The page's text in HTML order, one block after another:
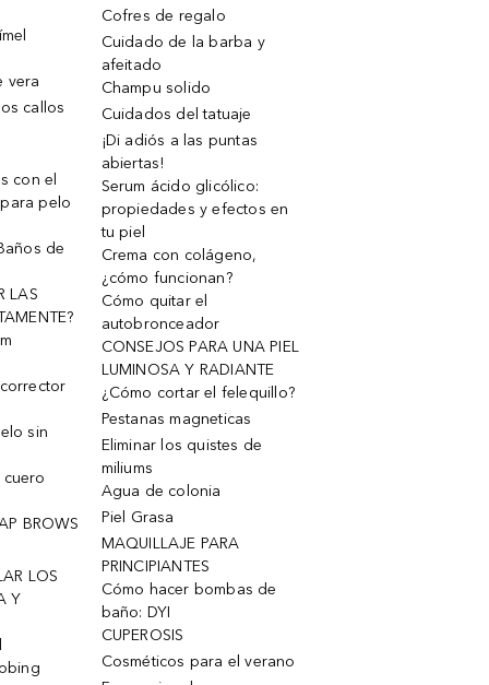
vera
callos
con el
pelo
de
LAS
sin
cuero
BROWS
LOS
Y
Cofres de regalo
Cuidado de la barba y
afeitado
Champu solido
Cuidados del tatuaje
¡Di adiós a las puntas
abiertas!
Serum ácido glicólico:
propiedades y efectos en
tu piel
Crema con colágeno,
¿cómo funcionan?
Cómo quitar el
autobronceador
CONSEJOS PARA UNA PIEL
LUMINOSA Y RADIANTE
¿Cómo cortar el felequillo?
Pestanas magneticas
Eliminar los quistes de
miliums
Agua de colonia
Piel Grasa
MAQUILLAJE PARA
PRINCIPIANTES
Cómo hacer bombas de
baño: DYI
CUPEROSIS
Cosméticos para el verano